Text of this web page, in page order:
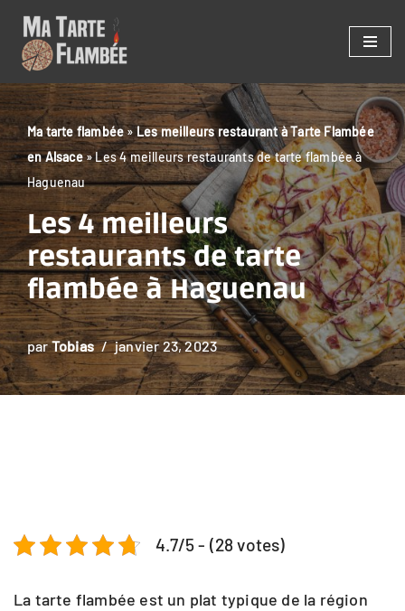
Aller
au
contenu
Ma tarte flambée»Les meilleurs restaurant à Tarte Flambée
en Alsace»Les 4 meilleurs restaurants de tarte flambée à
Haguenau
Les 4 meilleurs
restaurants de tarte
flambée à Haguenau
parTobias janvier 23, 2023
4.7/5 - (28 votes)
La tarte flambée est un plat typique de la région